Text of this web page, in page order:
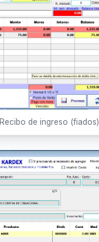
Recibo de ingreso (fiados)